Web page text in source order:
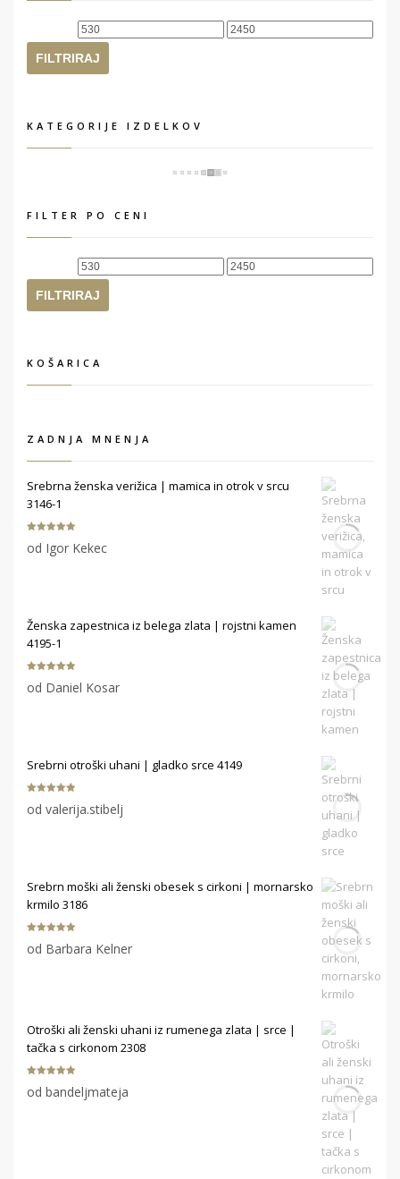
Min
cena
Max
FILTRIRAJ
KATEGORIJE IZDELKOV
FILTER PO CENI
Min
cena
Max
FILTRIRAJ
KOŠARICA
ZADNJA MNENJA
Srebrna ženska verižica | mamica in otrok v srcu
3146-1
od 5
od Igor Kekec
Ženska zapestnica iz belega zlata | rojstni kamen
4195-1
od 5
od Daniel Kosar
Srebrni otroški uhani | gladko srce 4149
od 5
od valerija.stibelj
Srebrn moški ali ženski obesek s cirkoni | mornarsko
krmilo 3186
od 5
od Barbara Kelner
Otroški ali ženski uhani iz rumenega zlata | srce |
tačka s cirkonom 2308
od 5
od bandeljmateja